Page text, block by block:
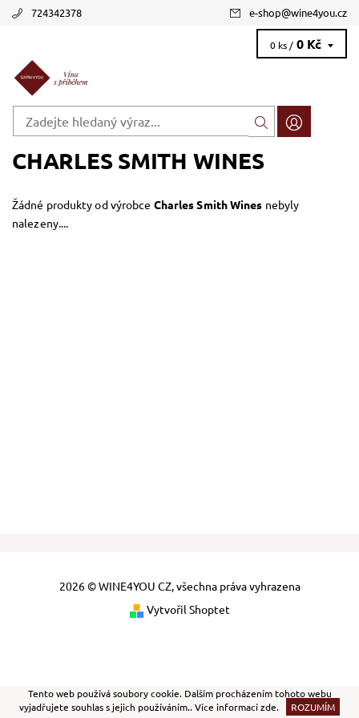
724342378 e-shop@wine4you.cz
0 ks / 0 Kč
CHARLES SMITH WINES
Žádné produkty od výrobce Charles Smith Wines nebyly
nalezeny....
2026 © WINE4YOU CZ, všechna práva vyhrazena
Vytvořil Shoptet
Tento web používá soubory cookie. Dalším procházením tohoto webu
vyjadřujete souhlas s jejich používáním.. Více informacízde. ROZUMÍM